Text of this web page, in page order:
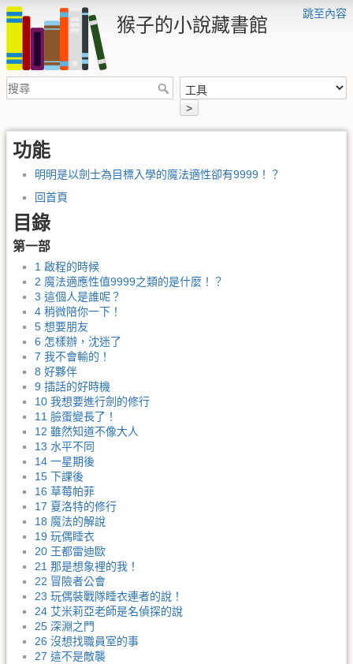
跳至內容
猴子的小說藏書館
>
功能
明明是以劍士為目標入學的魔法適性卻有9999！？
回首頁
目錄
第一部
1 啟程的時候
2 魔法適應性值9999之類的是什麼！？
3 這個人是誰呢？
4 稍微陪你一下！
5 想要朋友
6 怎樣辦，沈迷了
7 我不會輸的！
8 好夥伴
9 插話的好時機
10 我想要進行劍的修行
11 臉蛋變長了！
12 雖然知道不像大人
13 水平不同
14 一星期後
15 下課後
16 草莓帕菲
17 夏洛特的修行
18 魔法的解說
19 玩偶睡衣
20 王都雷迪歐
21 那是想象裡的我！
22 冒險者公會
23 玩偶裝戰隊睡衣連者的說！
24 艾米莉亞老師是名偵探的說
25 深淵之門
26 沒想找職員室的事
27 這不是敵襲